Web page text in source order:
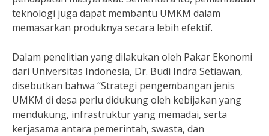
teknologi juga dapat membantu UMKM dalam
memasarkan produknya secara lebih efektif.
Dalam penelitian yang dilakukan oleh Pakar Ekonomi
dari Universitas Indonesia, Dr. Budi Indra Setiawan,
disebutkan bahwa “Strategi pengembangan jenis
UMKM di desa perlu didukung oleh kebijakan yang
mendukung, infrastruktur yang memadai, serta
kerjasama antara pemerintah, swasta, dan